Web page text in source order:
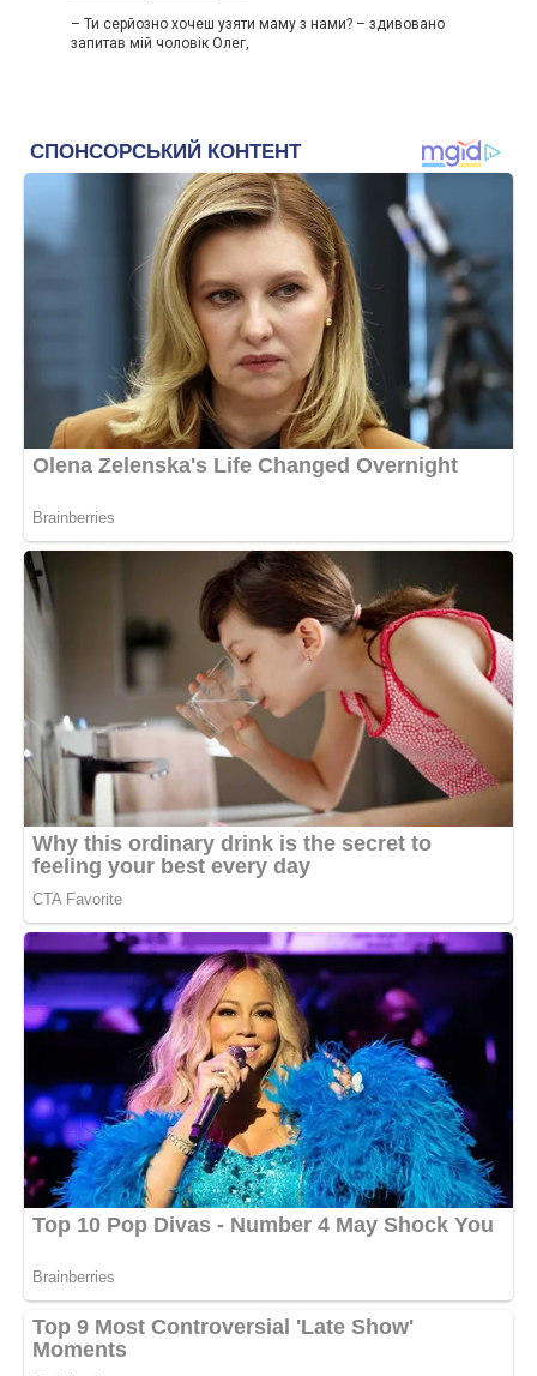
– Ти серйозно хочеш узяти маму з нами? – здивовано
запитав мій чоловік Олег,